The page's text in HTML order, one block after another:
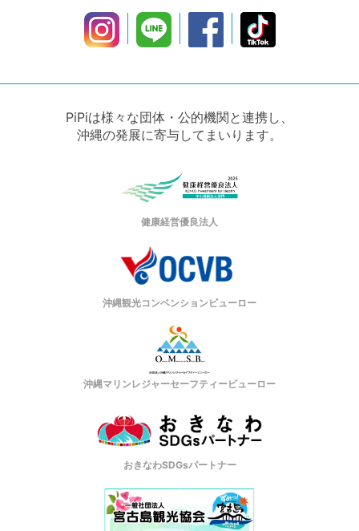
PiPiは様々な団体・公的機関と連携し、
沖縄の発展に寄与してまいります。
健康経営優良法人
沖縄観光コンベンションビューロー
沖縄マリンレジャーセーフティービューロー
おきなわSDGsパートナー